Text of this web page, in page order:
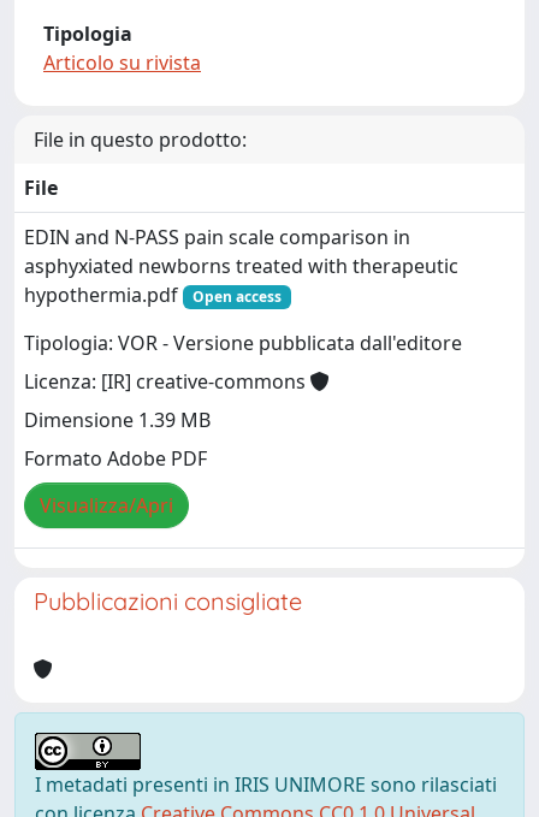
Tipologia
Articolo su rivista
File in questo prodotto:
File
EDIN and N-PASS pain scale comparison in
asphyxiated newborns treated with therapeutic
hypothermia.pdf
Open access
Tipologia: VOR - Versione pubblicata dall'editore
Licenza: [IR] creative-commons
Dimensione 1.39 MB
Formato Adobe PDF
Visualizza/Apri
Pubblicazioni consigliate
I metadati presenti in IRIS UNIMORE sono rilasciati